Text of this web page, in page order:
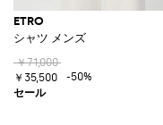
ETRO
シャツ メンズ
￥71,000
￥35,500
-50%